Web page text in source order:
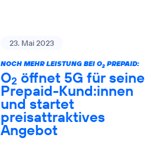
23. Mai 2023
NOCH MEHR LEISTUNG BEI O2PREPAID:
O2 öffnet 5G für seine
Prepaid-Kund:innen
und startet
preisattraktives
Angebot